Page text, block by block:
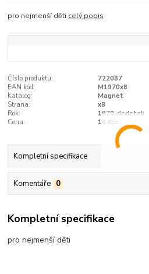
pro nejmenší děti celý popis
Číslo produktu:
722087
EAN kód:
M1970x8
Katalog:
Magnet
Strana:
x8
Rok:
1970-dodatek
Cena:
18 Kčs
Kompletní specifikace
Komentáře 0
Kompletní specifikace
pro nejmenší děti